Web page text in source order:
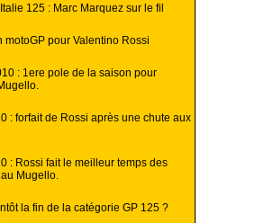
125 : Marc Marquez sur le fil
motoGP pour Valentino Rossi
: 1ere pole de la saison pour
: forfait de Rossi après une chute aux
: Rossi fait le meilleur temps des
Mugello.
la fin de la catégorie GP 125 ?